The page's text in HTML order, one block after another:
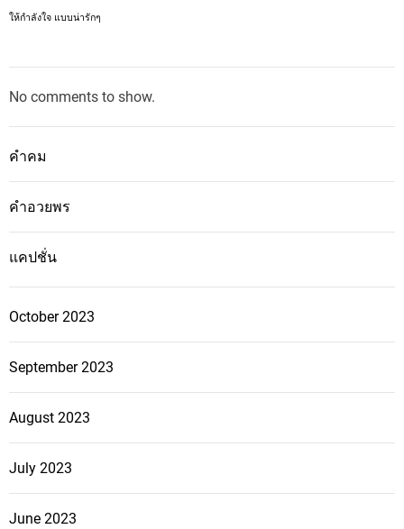
ให้กำลังใจ แบบน่ารักๆ
No comments to show.
คำคม
คำอวยพร
แคปชั่น
October 2023
September 2023
August 2023
July 2023
June 2023